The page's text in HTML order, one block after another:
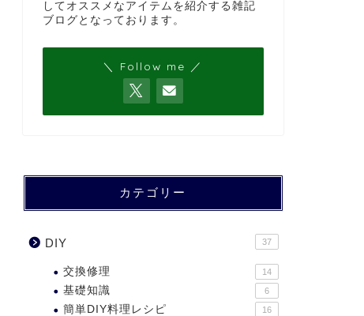
してオススメなアイテムを紹介する雑記
ブログとなっております。
＼ Follow me ／
カテゴリー
DIY 37
交換修理 14
基礎知識 6
簡単DIY料理レシピ 16